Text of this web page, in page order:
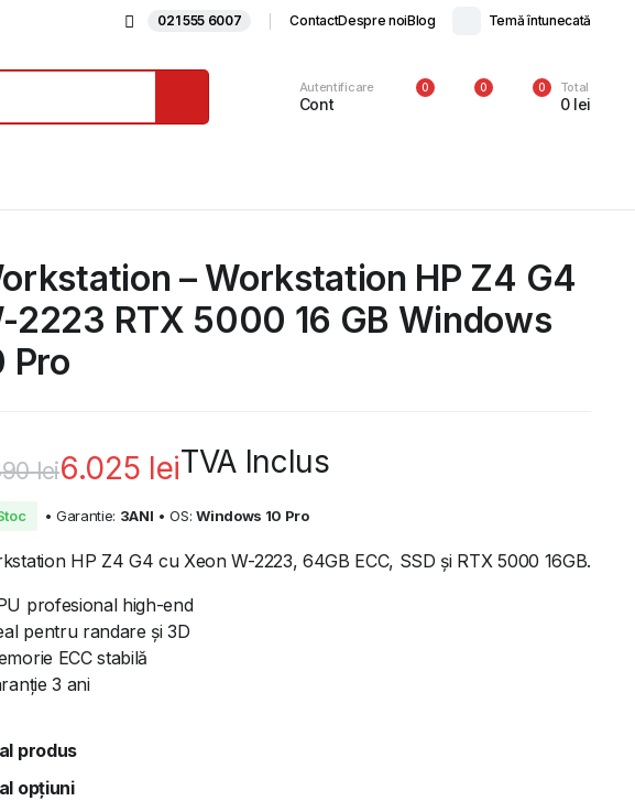
021 555 6007 ContactDespre noiBlog Temă întunecată
Autentificare
Cont
0 0 0 Total
0 lei
– Workstation HP Z4 G4
2223 RTX 5000 16 GB Windows
Pro
lei
lei.
6.025 lei
lei.
TVA Inclus
• Garantie: 3ANI • OS:Windows 10 Pro
HP Z4 G4 cu Xeon W-2223, 64GB ECC, SSD și RTX 5000 16GB.
profesional high-end
pentru randare și 3D
ECC stabilă
3 ani
produs
opțiuni